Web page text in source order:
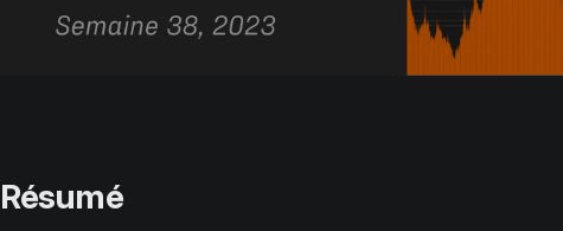
Résumé